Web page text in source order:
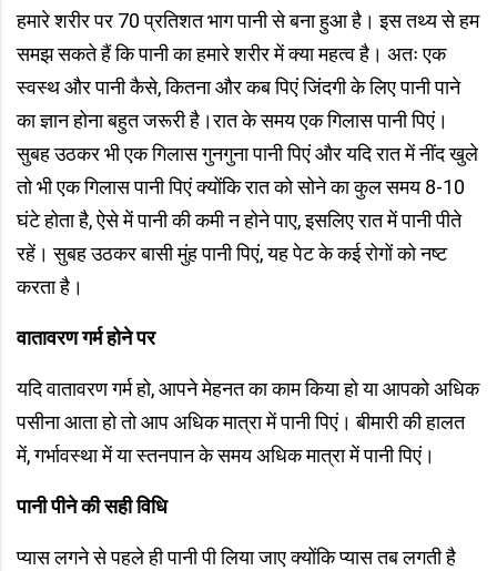
हमारे शरीर पर 70 प्रतिशत भाग पानी से बना हुआ है। इस तथ्य से हम
समझ सकते हैं कि पानी का हमारे शरीर में क्या महत्व है। अतः एक
स्वस्थ और पानी कैसे, कितना और कब पिएं जिंदगी के लिए पानी पाने
का ज्ञान होना बहुत जरूरी है।रात के समय एक गिलास पानी पिएं।
सुबह उठकर भी एक गिलास गुनगुना पानी पिएं और यदि रात में नींद खुले
तो भी एक गिलास पानी पिएं क्योंकि रात को सोने का कुल समय 8-10
घंटे होता है, ऐसे में पानी की कमी न होने पाए, इसलिए रात में पानी पीते
रहें। सुबह उठकर बासी मुंह पानी पिएं, यह पेट के कई रोगों को नष्ट
करता है।
वातावरण गर्म होने पर
यदि वातावरण गर्म हो, आपने मेहनत का काम किया हो या आपको अधिक
पसीना आता हो तो आप अधिक मात्रा में पानी पिएं। बीमारी की हालत
में, गर्भावस्था में या स्तनपान के समय अधिक मात्रा में पानी पिएं।
पानी पीने की सही विधि
प्यास लगने से पहले ही पानी पी लिया जाए क्योंकि प्यास तब लगती है